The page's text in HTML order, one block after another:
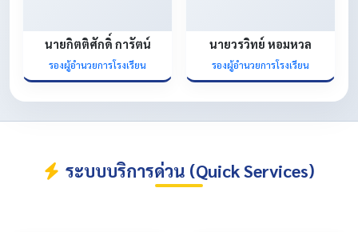
นายกิตติศักดิ์ การัตน์
รองผู้อำนวยการโรงเรียน
นายวรวิทย์ หอมหวล
รองผู้อำนวยการโรงเรียน
ระบบบริการด่วน (Quick Services)